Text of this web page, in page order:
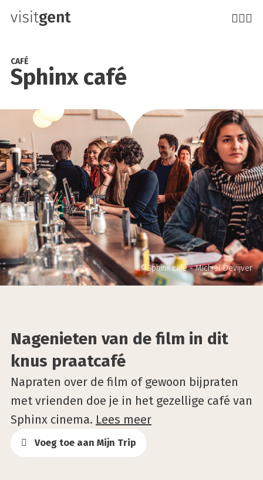
Overslaan
de
inhoud
Sphinx café
CAFÉ
©Sphinx café - Michiel Devijver
Nagenieten van de film in dit
knus praatcafé
Napraten over de film of gewoon bijpraten
met vrienden doe je in het gezellige café van
Sphinx cinema. Lees meer
Voeg toe aan Mijn Trip